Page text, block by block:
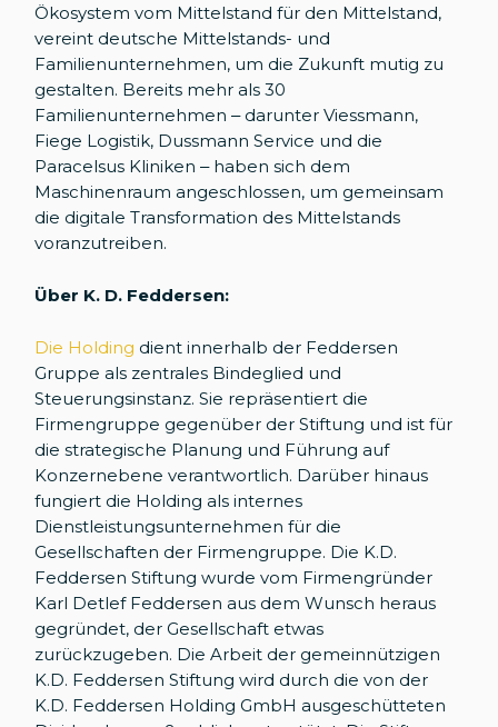
Ökosystem vom Mittelstand für den Mittelstand,
vereint deutsche Mittelstands- und
Familienunternehmen, um die Zukunft mutig zu
gestalten. Bereits mehr als 30
Familienunternehmen – darunter Viessmann,
Fiege Logistik, Dussmann Service und die
Paracelsus Kliniken – haben sich dem
Maschinenraum angeschlossen, um gemeinsam
die digitale Transformation des Mittelstands
voranzutreiben.
Über K. D. Feddersen:
Die Holding dient innerhalb der Feddersen
Gruppe als zentrales Bindeglied und
Steuerungsinstanz. Sie repräsentiert die
Firmengruppe gegenüber der Stiftung und ist für
die strategische Planung und Führung auf
Konzernebene verantwortlich. Darüber hinaus
fungiert die Holding als internes
Dienstleistungsunternehmen für die
Gesellschaften der Firmengruppe. Die K.D.
Feddersen Stiftung wurde vom Firmengründer
Karl Detlef Feddersen aus dem Wunsch heraus
gegründet, der Gesellschaft etwas
zurückzugeben. Die Arbeit der gemeinnützigen
K.D. Feddersen Stiftung wird durch die von der
K.D. Feddersen Holding GmbH ausgeschütteten